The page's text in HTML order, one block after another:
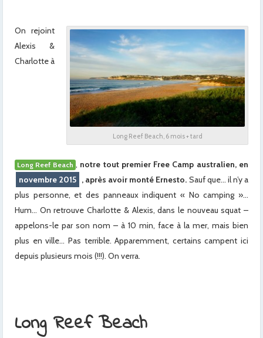
Long Reef Beach, 6 mois + tard
On rejoint
Alexis &
Charlotte à
Long Reef Beach , notre tout premier Free Camp australien, en
novembre 2015 , après avoir monté Ernesto. Sauf que… il n’y a
plus personne, et des panneaux indiquent « No camping »…
Hum… On retrouve Charlotte & Alexis, dans le nouveau squat –
appelons-le par son nom – à 10 min, face à la mer, mais bien
plus en ville… Pas terrible. Apparemment, certains campent ici
depuis plusieurs mois (!!!). On verra.
Long Reef Beach